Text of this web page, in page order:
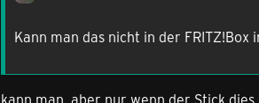
Kann man das nicht in der FRITZ!Box
kann man, aber nur wenn der Stick